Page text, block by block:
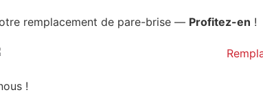
remplacement de pare-brise — Profitez-en !
!